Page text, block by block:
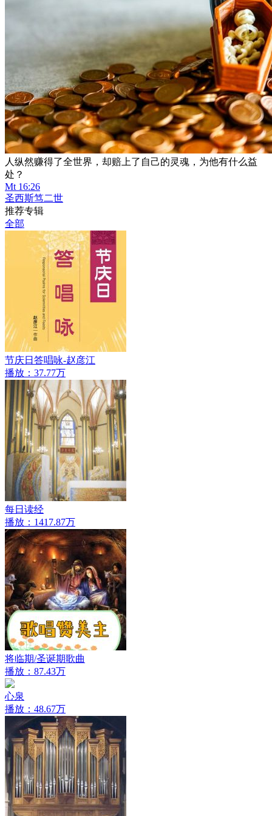
人纵然赚得了全世界，却赔上了自己的灵魂，为他有什么益
处？
Mt 16:26
圣西斯笃二世
推荐专辑
全部
节庆日答唱咏-赵彦江
播放：37.77万
每日读经
播放：1417.87万
将临期/圣诞期歌曲
播放：87.43万
心泉
播放：48.67万